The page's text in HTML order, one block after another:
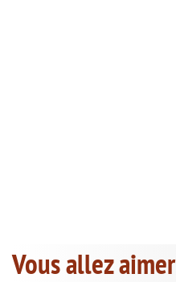
Vous allez aimer